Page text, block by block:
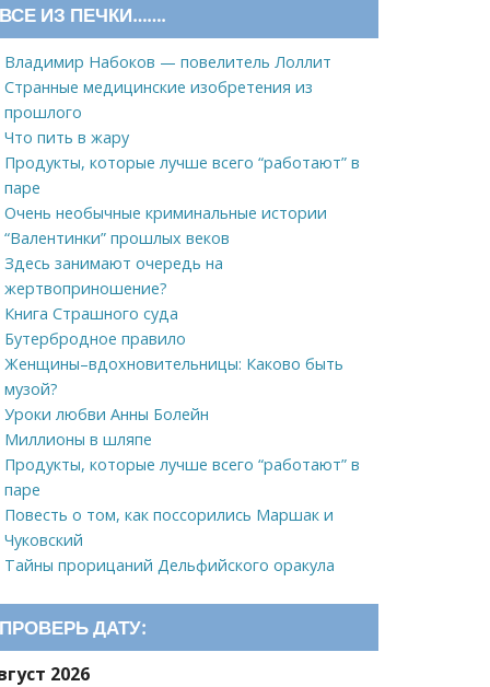
ВСЕ ИЗ ПЕЧКИ…….
Владимир Набоков — повелитель Лоллит
Странные медицинские изобретения из
прошлого
Что пить в жару
Продукты, которые лучше всего “работают” в
паре
Очень необычные криминальные истории
“Валентинки” прошлых веков
Здесь занимают очередь на
жертвоприношение?
Книга Страшного суда
Бутербродное правило
Женщины–вдохновительницы: Каково быть
музой?
Уроки любви Анны Болейн
Миллионы в шляпе
Продукты, которые лучше всего “работают” в
паре
Повесть о том, как поссорились Маршак и
Чуковский
Тайны прорицаний Дельфийского оракула
ПРОВЕРЬ ДАТУ:
2026